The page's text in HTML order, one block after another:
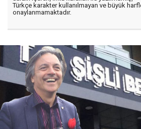
Türkçe karakter kullanılmayan ve büyük
onaylanmamaktadır.